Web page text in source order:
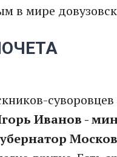
в мире
Иванов -